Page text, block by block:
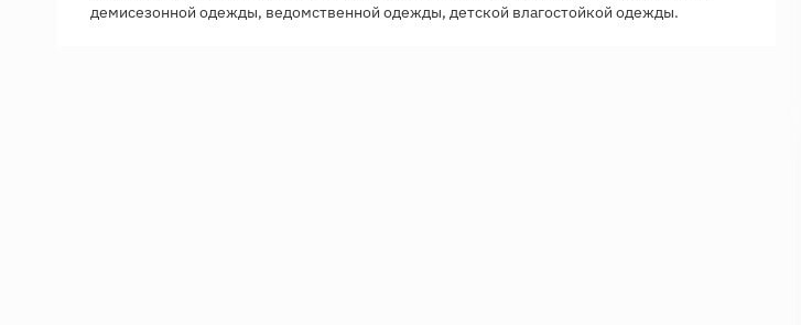
демисезонной одежды, ведомственной одежды, детской влагостойкой одежды.